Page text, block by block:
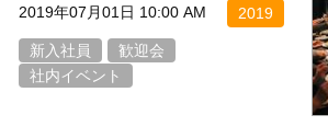
2019年07月01日 10:00 AM 2019
新入社員
歓迎会
社内イベント